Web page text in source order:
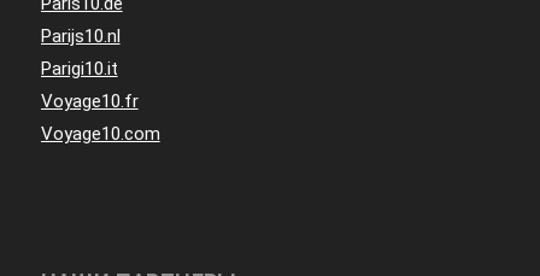
Parijs10.nl
Parigi10.it
Voyage10.fr
Voyage10.com